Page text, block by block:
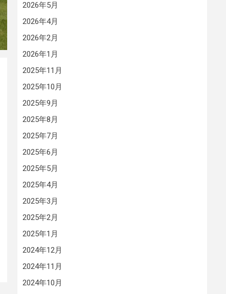
2026年5月
2026年4月
2026年2月
2026年1月
2025年11月
2025年10月
2025年9月
2025年8月
2025年7月
2025年6月
2025年5月
2025年4月
2025年3月
2025年2月
2025年1月
2024年12月
2024年11月
2024年10月